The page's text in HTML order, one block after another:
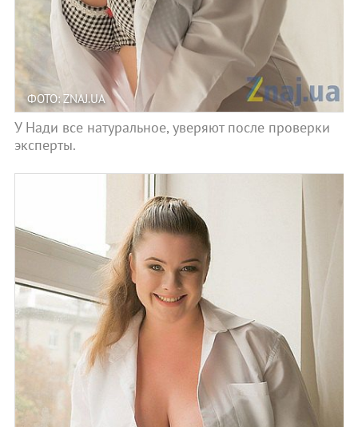
ФОТО: ZNAJ.UA
У Нади все натуральное, уверяют после проверки
эксперты.